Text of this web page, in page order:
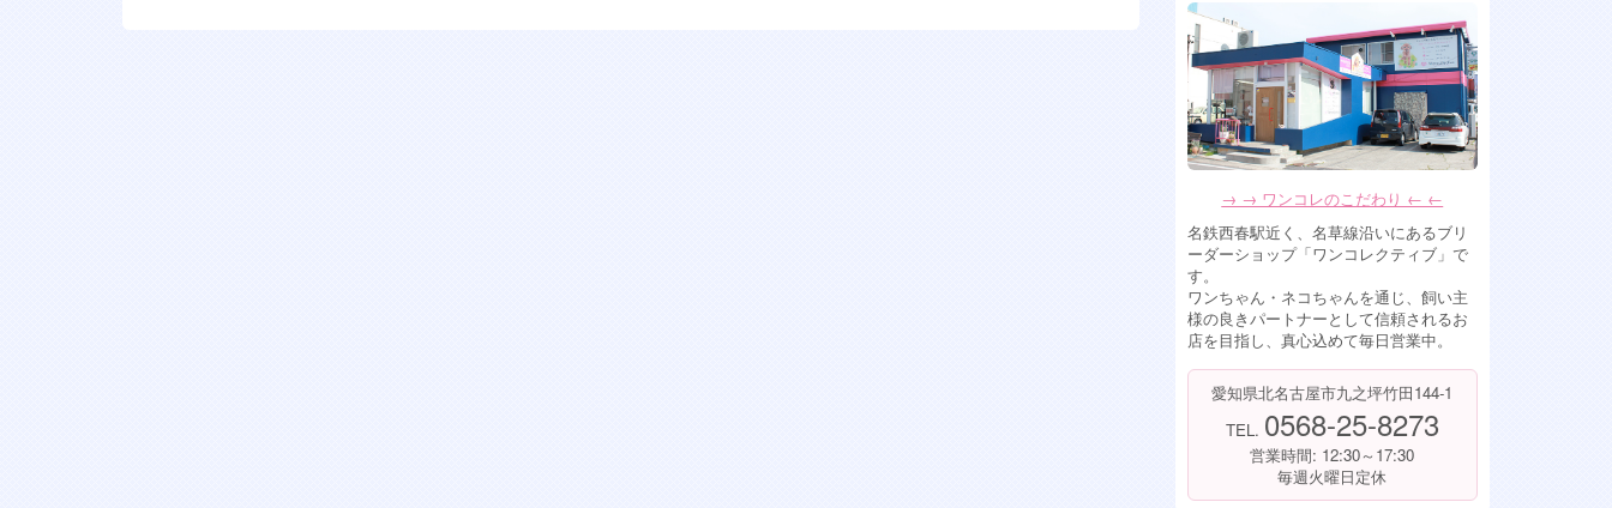
2026年6月15日
トイプードル 女の子 入店
2026年6月13日
ペキプー ミックス犬の女の子入
店！
2026年6月10日
します！
2026年5月28日
可愛すぎるミックス犬女の子達入
店！ チワプー&マルシーズー
2026年4月6日
ポメションMIX犬男の子、トイプ
ードル女の子入店！
2026年4月2日
フワモコなミックス犬の男の子が
入店！可愛い！
2026年1月30日
→ → ワンコレのこだわり ← ←
名鉄西春駅近く、名草線沿いにあるブリ
ーダーショップ「ワンコレクティブ」で
す。
ワンちゃん・ネコちゃんを通じ、飼い主
様の良きパートナーとして信頼されるお
店を目指し、真心込めて毎日営業中。
愛知県北名古屋市九之坪竹田144-1
TEL. 0568-25-8273
営業時間: 12:30～17:30
毎週火曜日定休